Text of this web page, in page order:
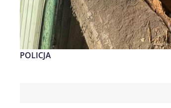
POLICJA